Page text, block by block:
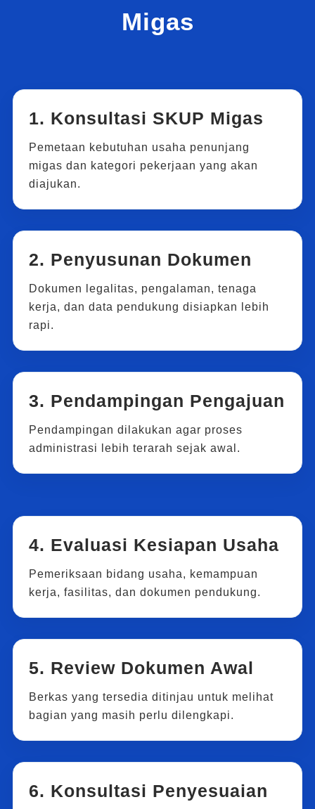
Migas
1. Konsultasi SKUP Migas
Pemetaan kebutuhan usaha penunjang
migas dan kategori pekerjaan yang akan
diajukan.
2. Penyusunan Dokumen
Dokumen legalitas, pengalaman, tenaga
kerja, dan data pendukung disiapkan lebih
rapi.
3. Pendampingan Pengajuan
Pendampingan dilakukan agar proses
administrasi lebih terarah sejak awal.
4. Evaluasi Kesiapan Usaha
Pemeriksaan bidang usaha, kemampuan
kerja, fasilitas, dan dokumen pendukung.
5. Review Dokumen Awal
Berkas yang tersedia ditinjau untuk melihat
bagian yang masih perlu dilengkapi.
6. Konsultasi Penyesuaian